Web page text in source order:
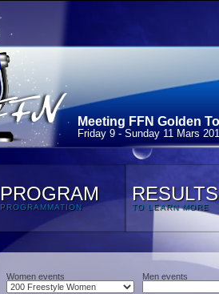
Meeting FFN Golden
Friday 9 - Sunday 11 Mars
PROGRAM
PROGRAMMATION
RESULTS
TO LEARN MORE
Women events Men events